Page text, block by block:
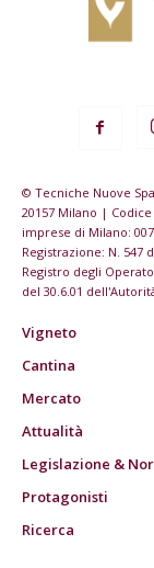
© Tecniche Nuove
20157 Milano |
imprese di Milano:
Registrazione: N. 547
Registro degli
del 30.6.01
Vigneto
Cantina
Mercato
Attualità
Legislazione &
Protagonisti
Ricerca